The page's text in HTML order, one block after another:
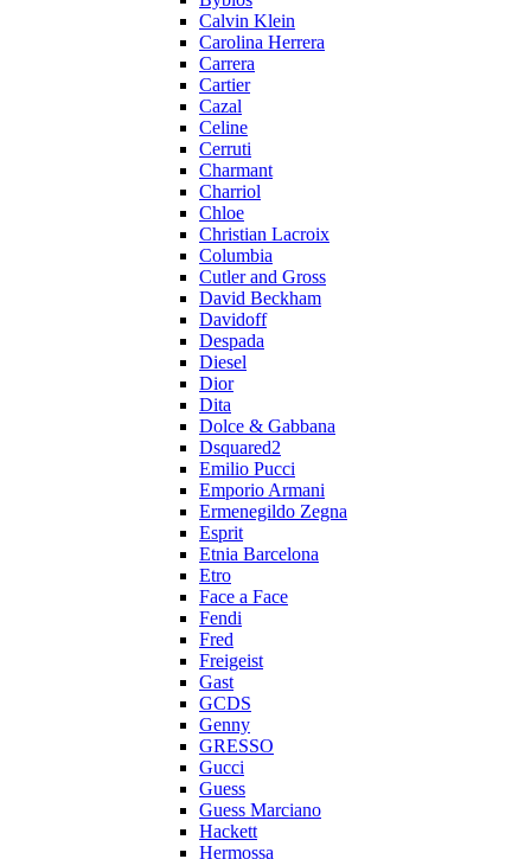
Calvin Klein
Carolina Herrera
Carrera
Cartier
Cazal
Celine
Cerruti
Charmant
Charriol
Chloe
Christian Lacroix
Columbia
Cutler and Gross
David Beckham
Davidoff
Despada
Diesel
Dior
Dita
Dolce & Gabbana
Dsquared2
Emilio Pucci
Emporio Armani
Ermenegildo Zegna
Esprit
Etnia Barcelona
Etro
Face a Face
Fendi
Fred
Freigeist
Gast
GCDS
Genny
GRESSO
Gucci
Guess
Guess Marciano
Hackett
Hermossa